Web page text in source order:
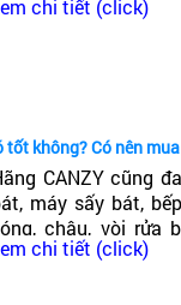
chi tiết (click)
tốt không? Có nên
CANZY cũng
máy sấy bát,
chậu, vòi rửa
trong đó có
chi tiết (click)